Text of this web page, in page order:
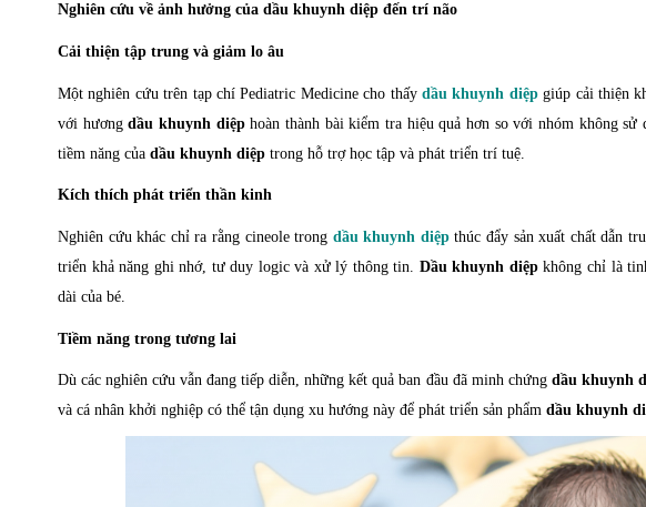
Nghiên cứu về ảnh hưởng của dầu khuynh diệp đến trí não
Cải thiện tập trung và giảm lo âu
Một nghiên cứu trên tạp chíPediatric Medicinecho thấydầu khuynh diệpgiúp cải thiện
với hươngdầu khuynh diệphoàn thành bài kiểm tra hiệu quả hơn so với nhóm không
tiềm năng của dầu khuynh diệp trong hỗ trợ học tập và phát triển trí tuệ.
Kích thích phát triển thần kinh
Nghiên cứu khác chỉ ra rằng cineole trong dầu khuynh diệpthúc đẩy sản xuất chất dẫn
triển khả năng ghi nhớ, tư duy logic và xử lý thông tin. Dầu khuynh diệpkhông chỉ là
dài của bé.
Tiềm năng trong tương lai
Dù các nghiên cứu vẫn đang tiếp diễn, những kết quả ban đầu đã minh chứng dầu khuynh
và cá nhân khởi nghiệp có thể tận dụng xu hướng này để phát triển sản phẩm dầu khuynh